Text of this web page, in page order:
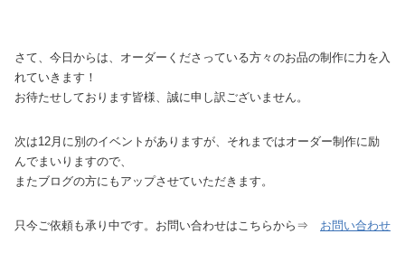
さて、今日からは、オーダーくださっている方々のお品の制作に力を入
れていきます！
お待たせしております皆様、誠に申し訳ございません。
次は12月に別のイベントがありますが、それまではオーダー制作に励
んでまいりますので、
またブログの方にもアップさせていただきます。
只今ご依頼も承り中です。お問い合わせはこちらから⇒ お問い合わせ